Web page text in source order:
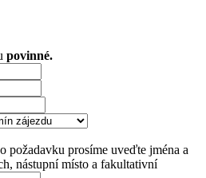
povinné.
požadavku prosíme uveďte jména a
nástupní místo a fakultativní